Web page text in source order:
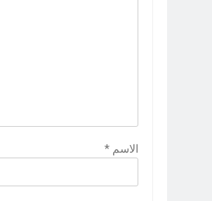
الاسم *